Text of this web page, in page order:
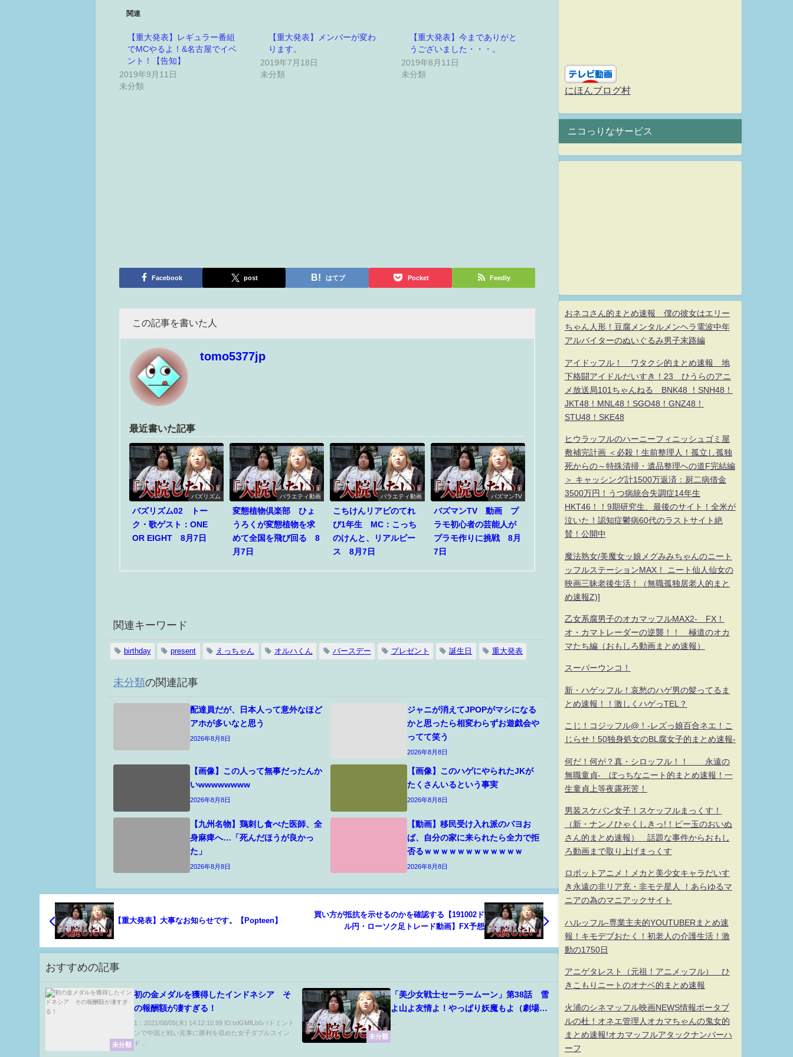
関連
【重大発表】レギュラー番組
でMCやるよ！&名古屋でイベ
ント！【告知】
2019年9月11日
未分類
【重大発表】メンバーが変わ
ります。
2019年7月18日
未分類
【重大発表】今までありがと
うございました・・・。
2019年8月11日
未分類
Facebook post はてブ Pocket Feedly
この記事を書いた人
tomo5377jp
最近書いた記事
バズリズム
バズリズム02 トー
ク・歌ゲスト：ONE
OR EIGHT 8月7日
バラエティ動画
変態植物倶楽部 ひょ
うろくが変態植物を求
めて全国を飛び回る 8
月7日
バラエティ動画
こちけんリアピのてれ
び1年生 MC：こっち
のけんと、リアルピー
ス 8月7日
バズマンTV
バズマンTV 動画 プ
ラモ初心者の芸能人が
プラモ作りに挑戦 8月
7日
関連キーワード
birthday present えっちゃん オルハくん バースデー プレゼント 誕生日 重大発表
未分類の関連記事
配達員だが、日本人って意外なほど
アホが多いなと思う
2026年8月8日
ジャニが消えてJPOPがマシになる
かと思ったら相変わらずお遊戯会や
ってて笑う
2026年8月8日
【画像】この人って無事だったんか
いwwwwwwww
2026年8月8日
【画像】このハゲにやられたJKが
たくさんいるという事実
2026年8月8日
【九州名物】鶏刺し食べた医師、全
身麻痺へ…「死んだほうが良かっ
た」
2026年8月8日
【動画】移民受け入れ派のパヨお
ば、自分の家に来られたら全力で拒
否るｗｗｗｗｗｗｗｗｗｗｗｗ
2026年8月8日
【重大発表】大事なお知らせです。【Popteen】
買い方が抵抗を示せるのかを確認する【191002ド
ル円・ローソク足トレード動画】FX予想
おすすめの記事
未分類
初の金メダルを獲得したインドネシア そ
の報酬額が凄すぎる！
1：2021/08/05(木) 14:12:10.99 ID:txlGMfLb0バドミント
ンで中国と戦い見事に勝利を収めた女子ダブルスイン
ド...
未分類
「美少女戦士セーラームーン」第38話 雪
よ山よ友情よ！やっぱり妖魔もよ（劇場版
にほんブログ村
ニコっりなサービス
おネコさん的まとめ速報 僕の彼女はエリー
ちゃん人形！豆腐メンタルメンヘラ電波中年
アルバイターのぬいぐるみ男子末路編
アイドッフル！ ワタクシ的まとめ速報 地
下格闘アイドルだいすき！23 ひうらのアニ
メ放送局101ちゃんねる BNK48 ！SNH48！
JKT48！MNL48！SGO48！GNZ48！
STU48！SKE48
ヒウラッフルのハーニーフィニッシュゴミ屋
敷補完計画 ＜必殺！生前整理人！孤立し孤独
死からの～特殊清掃・遺品整理への道F完結編
＞ キャッシング計1500万返済：厨二病借金
3500万円！うつ病統合失調症14年生
HKT46！！9期研究生、最後のサイト！全米が
泣いた！認知症鬱病60代のラストサイト絶
賛！公開中
魔法熟女/美魔女ッ娘メグみみちゃんのニート
ッフルステーションMAX！ ニート仙人仙女の
映画三昧老後生活！（無職孤独居老人的まと
め速報Z)]
乙女系腐男子のオカマッフルMAX2- FX！
オ・カマトレーダーの逆襲！！ 極道のオカ
マたち編（おもしろ動画まとめ速報）
スーパーウンコ！
新・ハゲッフル！哀愁のハゲ男の髪ってるま
とめ速報！！激しくハゲっTEL？
こじ！コジッフル@！-レズっ娘百合ネエ！こ
じらせ！50独身処女のBL腐女子的まとめ速報-
何だ！何が？真・シロッフル！！ 永遠の
無職童貞- ぼっちなニート的まとめ速報！一
生童貞上等夜露死苦！
男装スケバン女子！スケッフルまっくす！
（新・ナンノひゃくしきっ!！ビー玉のおいぬ
さん的まとめ速報） 話題な事件からおもし
ろ動画まで取り上げまっくす
ロボットアニメ！メカと美少女キャラだいす
き永遠の非リア充・非モテ星人 ！あらゆるマ
ニアの為のマニアックサイト
ハルッフル-専業主夫的YOUTUBERまとめ速
報！キモデブおたく！初老人の介護生活！激
動の1750日
アニゲタレスト（元祖！アニメッフル） ひ
きこもりニートのオナベ的まとめ速報
火浦のシネマッフル映画NEWS情報ポータブ
ルの杜！オネエ管理人オカマちゃんの鬼女的
まとめ速報!オカマッフルアタックナンバーハ
ーフ